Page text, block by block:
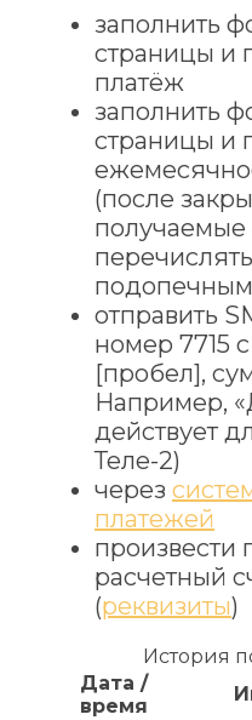
заполнить
страницы и
платёж
заполнить
страницы и
(после
получаемые
отправить
номер 7715
[пробел],
Например,
действует
Теле-2)
через
платежей
произвести
расчетный
(реквизиты)
История
Дата /
время